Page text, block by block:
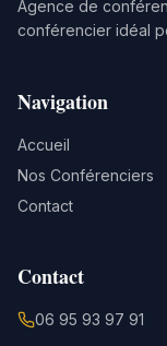
Agence de
conférencier idéal
Navigation
Accueil
Nos Conférenciers
Contact
Contact
06 95 93 97 91